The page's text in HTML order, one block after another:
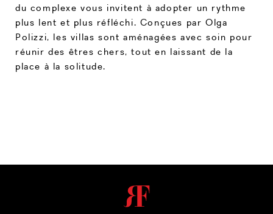
du complexe vous invitent à adopter un rythme
plus lent et plus réfléchi. Conçues par Olga
Polizzi, les villas sont aménagées avec soin pour
réunir des êtres chers, tout en laissant de la
place à la solitude.